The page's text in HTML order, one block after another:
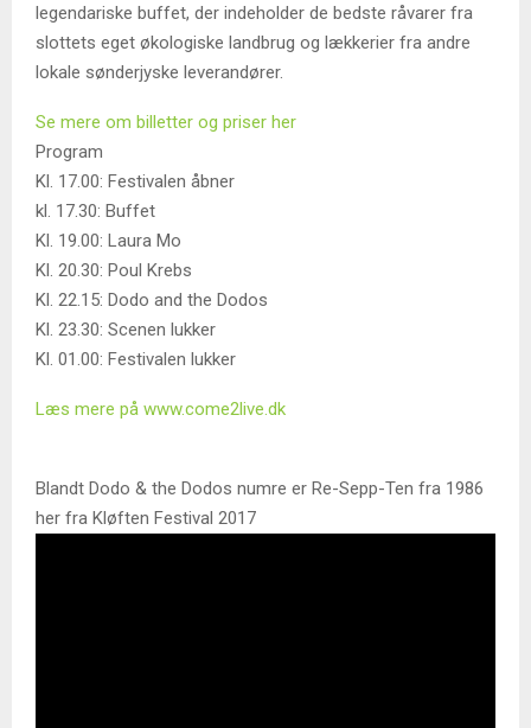
legendariske buffet, der indeholder de bedste råvarer fra
slottets eget økologiske landbrug og lækkerier fra andre
lokale sønderjyske leverandører.
Se mere om billetter og priser her
Program
Kl. 17.00: Festivalen åbner
kl. 17.30: Buffet
Kl. 19.00: Laura Mo
Kl. 20.30: Poul Krebs
Kl. 22.15: Dodo and the Dodos
Kl. 23.30: Scenen lukker
Kl. 01.00: Festivalen lukker
Læs mere på www.come2live.dk
Blandt Dodo & the Dodos numre er Re-Sepp-Ten fra 1986
her fra Kløften Festival 2017